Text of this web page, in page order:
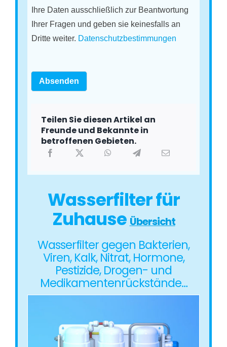
Ihre Daten ausschließlich zur Beantwortung
Ihrer Fragen und geben sie keinesfalls an
Dritte weiter. Datenschutzbestimmungen
Absenden
Teilen Sie diesen Artikel an
Freunde und Bekannte in
betroffenen Gebieten.
Wasserfilter für
ZuhauseÜbersicht
Wasserfilter gegen Bakterien,
Viren, Kalk, Nitrat, Hormone,
Pestizide, Drogen- und
Medikamentenrückstände…